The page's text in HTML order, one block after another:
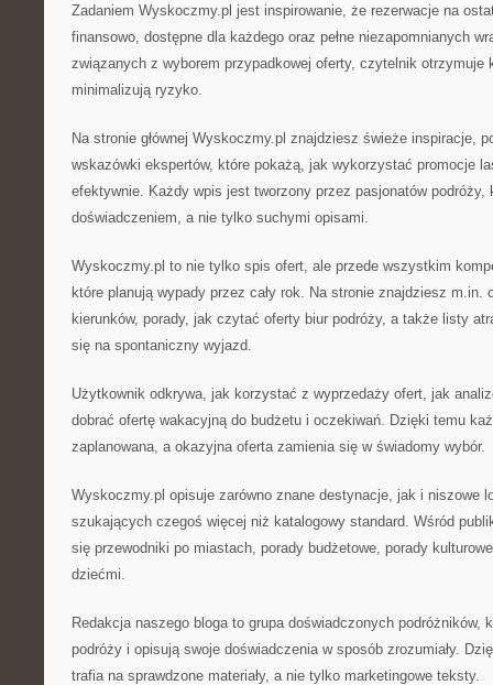
Zadaniem Wyskoczmy.pl jest inspirowanie, że rezerwacje na
finansowo, dostępne dla każdego oraz pełne niezapomnianych
związanych z wyborem przypadkowej oferty, czytelnik otrzymuje
minimalizują ryzyko.
Na stronie głównej Wyskoczmy.pl znajdziesz świeże inspiracje,
wskazówki ekspertów, które pokażą, jak wykorzystać promocje
efektywnie. Każdy wpis jest tworzony przez pasjonatów podróży,
doświadczeniem, a nie tylko suchymi opisami.
Wyskoczmy.pl to nie tylko spis ofert, ale przede wszystkim
które planują wypady przez cały rok. Na stronie znajdziesz m.in.
kierunków, porady, jak czytać oferty biur podróży, a także listy
się na spontaniczny wyjazd.
Użytkownik odkrywa, jak korzystać z wyprzedaży ofert, jak
dobrać ofertę wakacyjną do budżetu i oczekiwań. Dzięki temu
zaplanowana, a okazyjna oferta zamienia się w świadomy wybór.
Wyskoczmy.pl opisuje zarówno znane destynacje, jak i niszowe
szukających czegoś więcej niż katalogowy standard. Wśród
się przewodniki po miastach, porady budżetowe, porady
dziećmi.
Redakcja naszego bloga to grupa doświadczonych podróżników,
podróży i opisują swoje doświadczenia w sposób zrozumiały.
trafia na sprawdzone materiały, a nie tylko marketingowe teksty.